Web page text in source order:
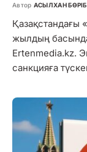
Автор АСЫЛХАН
Қазақстандағы
жылдың
Ertenmedia.kz.
санкцияға